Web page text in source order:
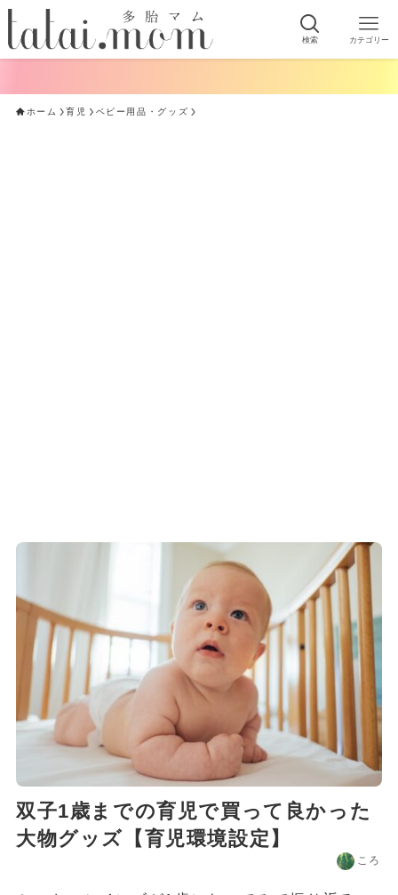
検索 カテゴリー
ホーム 育児 ベビー用品・グッズ
双子1歳までの育児で買って良かった
大物グッズ【育児環境設定】
ころ